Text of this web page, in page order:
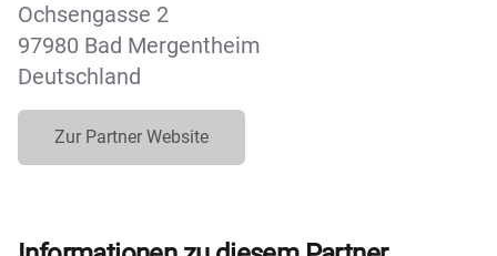
Ochsengasse 2
97980 Bad Mergentheim
Deutschland
Zur Partner Website